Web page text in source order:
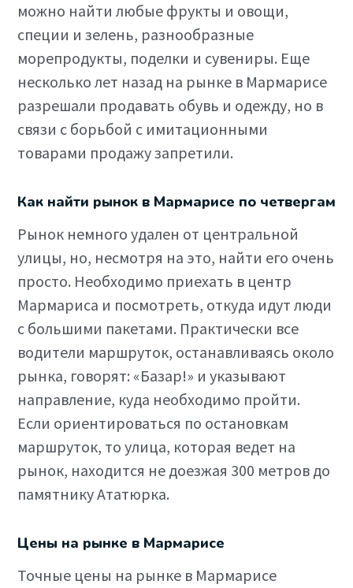
можно найти любые фрукты и овощи,
специи и зелень, разнообразные
морепродукты, поделки и сувениры. Еще
несколько лет назад на рынке в Мармарисе
разрешали продавать обувь и одежду, но в
связи с борьбой с имитационными
товарами продажу запретили.
Как найти рынок в Мармарисе по четвергам
Рынок немного удален от центральной
улицы, но, несмотря на это, найти его очень
просто. Необходимо приехать в центр
Мармариса и посмотреть, откуда идут люди
с большими пакетами. Практически все
водители маршруток, останавливаясь около
рынка, говорят: «Базар!» и указывают
направление, куда необходимо пройти.
Если ориентироваться по остановкам
маршруток, то улица, которая ведет на
рынок, находится не доезжая 300 метров до
памятнику Ататюрка.
Цены на рынке в Мармарисе
Точные цены на рынке в Мармарисе